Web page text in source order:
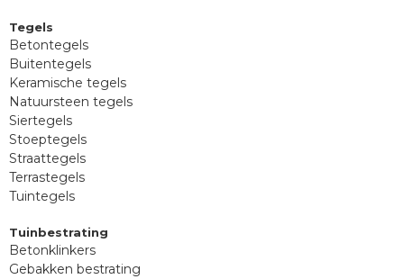
Tegels
Betontegels
Buitentegels
Keramische tegels
Natuursteen tegels
Siertegels
Stoeptegels
Straattegels
Terrastegels
Tuintegels
Tuinbestrating
Betonklinkers
Gebakken bestrating